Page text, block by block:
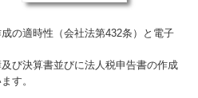
の適時性（会社法第432条）と電子
び決算書並びに法人税申告書の作成
す。